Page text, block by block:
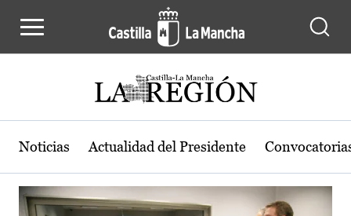
Actualidad de la región de Castilla-
Noticias Actualidad del Presidente